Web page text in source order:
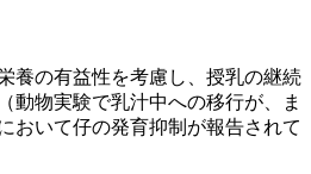
養の有益性を考慮し、授乳の継続
動物実験で乳汁中への移行が、ま
おいて仔の発育抑制が報告されて